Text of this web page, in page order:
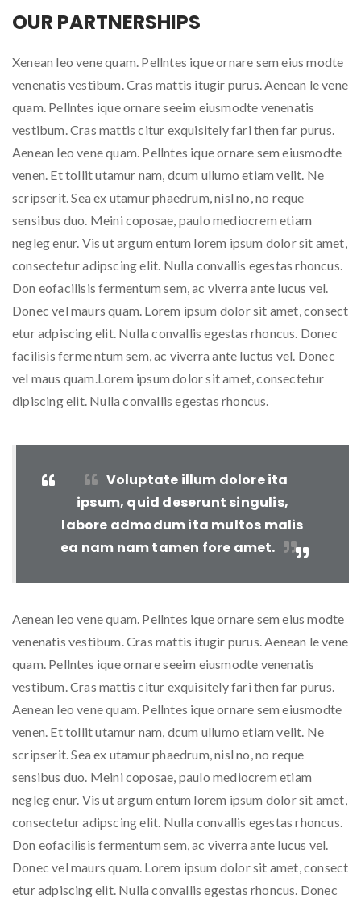
OUR PARTNERSHIPS
Xenean leo vene quam. Pellntes ique ornare sem eius modte
venenatis vestibum. Cras mattis itugir purus. Aenean le vene
quam. Pellntes ique ornare seeim eiusmodte venenatis
vestibum. Cras mattis citur exquisitely fari then far purus.
Aenean leo vene quam. Pellntes ique ornare sem eiusmodte
venen. Et tollit utamur nam, dcum ullumo etiam velit. Ne
scripserit. Sea ex utamur phaedrum, nisl no, no reque
sensibus duo. Meini coposae, paulo mediocrem etiam
negleg enur. Vis ut argum entum lorem ipsum dolor sit amet,
consectetur adipscing elit. Nulla convallis egestas rhoncus.
Don eofacilisis fermentum sem, ac viverra ante lucus vel.
Donec vel maurs quam. Lorem ipsum dolor sit amet, consect
etur adpiscing elit. Nulla convallis egestas rhoncus. Donec
facilisis ferme ntum sem, ac viverra ante luctus vel. Donec
vel maus quam.Lorem ipsum dolor sit amet, consectetur
dipiscing elit. Nulla convallis egestas rhoncus.
Voluptate illum dolore ita
ipsum, quid deserunt singulis,
labore admodum ita multos malis
ea nam nam tamen fore amet.
Aenean leo vene quam. Pellntes ique ornare sem eius modte
venenatis vestibum. Cras mattis itugir purus. Aenean le vene
quam. Pellntes ique ornare seeim eiusmodte venenatis
vestibum. Cras mattis citur exquisitely fari then far purus.
Aenean leo vene quam. Pellntes ique ornare sem eiusmodte
venen. Et tollit utamur nam, dcum ullumo etiam velit. Ne
scripserit. Sea ex utamur phaedrum, nisl no, no reque
sensibus duo. Meini coposae, paulo mediocrem etiam
negleg enur. Vis ut argum entum lorem ipsum dolor sit amet,
consectetur adipscing elit. Nulla convallis egestas rhoncus.
Don eofacilisis fermentum sem, ac viverra ante lucus vel.
Donec vel maurs quam. Lorem ipsum dolor sit amet, consect
etur adpiscing elit. Nulla convallis egestas rhoncus. Donec